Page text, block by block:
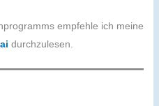
empfehle ich meine
durchzulesen.